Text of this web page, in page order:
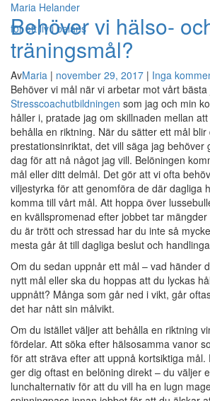
Maria Helander
för ett liv i balans
Behöver vi hälso-
träningsmål?
AvMaria | november 29, 2017 | Inga
Behöver vi mål när vi arbetar mot vårt
Stresscoachutbildningen som jag och min
håller i, pratade jag om skillnaden mellan
behålla en riktning. När du sätter ett mål blir
prestationsinriktat, det vill säga jag behöver
dag för att nå något jag vill. Belöningen
mål eller ditt delmål. Det gör att vi ofta
viljestyrka för att genomföra de där dagliga
komma till vårt mål. Att hoppa över
en kvällspromenad efter jobbet tar
du är trött och stressad har du inte så
mesta går åt till dagliga beslut och
Om du sedan uppnår ett mål – vad händer
nytt mål eller ska du hoppas att du lyckas
uppnått? Många som går ned i vikt, går
det har nått sin målvikt.
Om du istället väljer att behålla en riktning
fördelar. Att söka efter hälsosamma vanor
för att sträva efter att uppnå kortsiktiga mål.
ger dig oftast en belöning direkt – du väljer
lunchalternativ för att du vill ha en lugn